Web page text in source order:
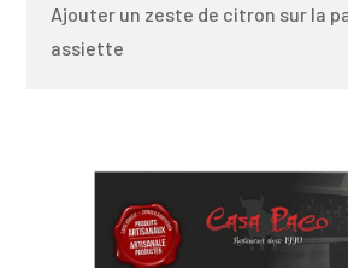
Ajouter un zeste de citron sur la
assiette